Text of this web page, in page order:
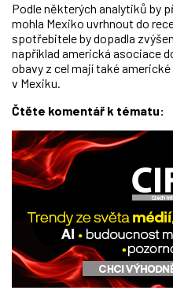
Podle některých analytiků by
mohla Mexiko uvrhnout do
spotřebitele by dopadla
například americká asociace
obavy z cel mají také
v Mexiku.
Čtěte komentář k tématu: